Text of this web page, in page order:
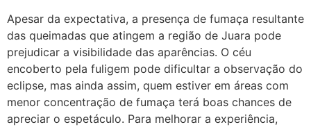
Apesar da expectativa, a presença de fumaça resultante
das queimadas que atingem a região de Juara pode
prejudicar a visibilidade das aparências. O céu
encoberto pela fuligem pode dificultar a observação do
eclipse, mas ainda assim, quem estiver em áreas com
menor concentração de fumaça terá boas chances de
apreciar o espetáculo. Para melhorar a experiência,